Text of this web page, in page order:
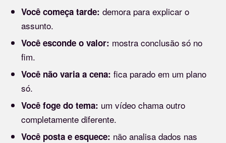
Você começa tarde: demora para explicar o
assunto.
Você esconde o valor: mostra conclusão só no
fim.
Você não varia a cena: fica parado em um plano
só.
Você foge do tema: um vídeo chama outro
completamente diferente.
Você posta e esquece: não analisa dados nas